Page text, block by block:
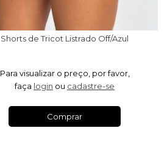
Shorts de Tricot Listrado Off/Azul
Para visualizar o preço, por favor,
faça login ou cadastre-se
Comprar